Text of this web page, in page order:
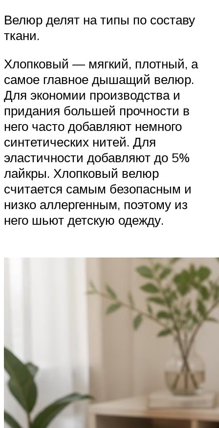
Велюр делят на типы по составу
ткани.
Хлопковый — мягкий, плотный, а
самое главное дышащий велюр.
Для экономии производства и
придания большей прочности в
него часто добавляют немного
синтетических нитей. Для
эластичности добавляют до 5%
лайкры. Хлопковый велюр
считается самым безопасным и
низко аллергенным, поэтому из
него шьют детскую одежду.